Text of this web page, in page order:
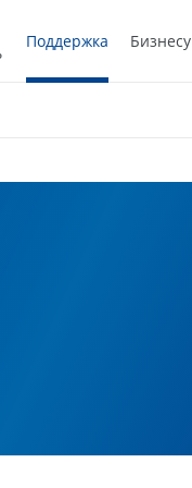
Поддержка Бизнесу